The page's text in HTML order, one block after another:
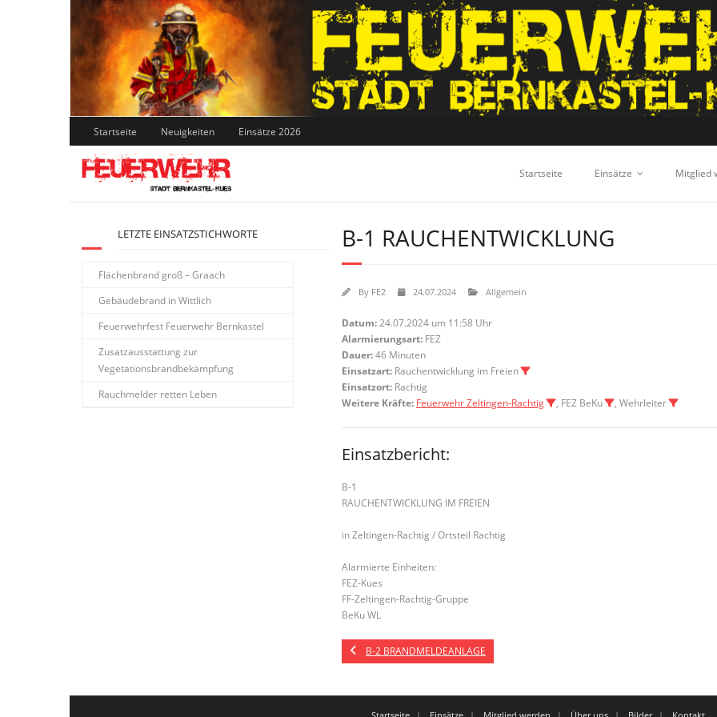
Skip
to
content
Startseite Neuigkeiten Einsätze 2026
Startseite Einsätze Mitglied
B-1 RAUCHENTWICKLUNG
By FE2 24.07.2024 Allgemein
Datum:24.07.2024 um 11:58 Uhr
Alarmierungsart: FEZ
Dauer:46 Minuten
Einsatzart: Rauchentwicklung im Freien
Einsatzort: Rachtig
Weitere Kräfte: Feuerwehr Zeltingen-Rachtig , FEZ BeKu , Wehrleiter
Einsatzbericht:
B-1
RAUCHENTWICKLUNG IM FREIEN
in Zeltingen-Rachtig / Ortsteil Rachtig
Alarmierte Einheiten:
FEZ-Kues
FF-Zeltingen-Rachtig-Gruppe
BeKu WL
B-2 BRANDMELDEANLAGE
LETZTE EINSATZSTICHWORTE
Flächenbrand groß – Graach
Gebäudebrand in Wittlich
Feuerwehrfest Feuerwehr Bernkastel
Zusatzausstattung zur
Vegetationsbrandbekämpfung
Rauchmelder retten Leben